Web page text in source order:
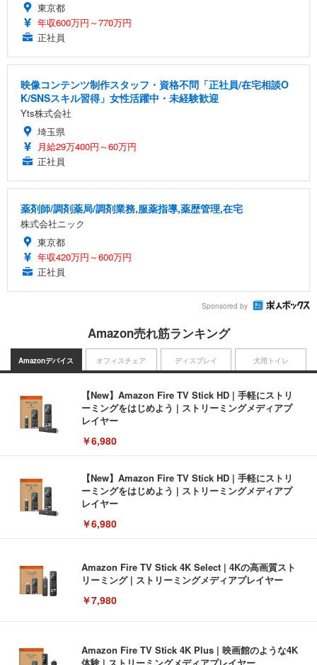
東京都
年収600万円～770万円
正社員
映像コンテンツ制作スタッフ・資格不問「正社員/在宅相談O
K/SNSスキル習得」女性活躍中・未経験歓迎
Yts株式会社
埼玉県
月給29万400円～60万円
正社員
薬剤師/調剤薬局/調剤業務,服薬指導,薬歴管理,在宅
株式会社ニック
東京都
年収420万円～600万円
正社員
Sponsored by
Amazon売れ筋ランキング
Amazonデバイス
【New】Amazon Fire TV Stick HD | 手軽にストリ
ーミングをはじめよう | ストリーミングメディアプ
レイヤー
￥6,980
【New】Amazon Fire TV Stick HD | 手軽にストリ
ーミングをはじめよう | ストリーミングメディアプ
レイヤー
￥6,980
Amazon Fire TV Stick 4K Select | 4Kの高画質スト
リーミング | ストリーミングメディアプレイヤー
￥7,980
Amazon Fire TV Stick 4K Plus | 映画館のような4K
体験 | ストリーミングメディアプレイヤー
オフィスチェア ディスプレイ 犬用トイレ